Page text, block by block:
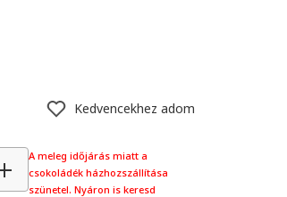
Kedvencekhez adom
A meleg időjárás miatt a
csokoládék házhozszállítása
szünetel. Nyáron is keresd